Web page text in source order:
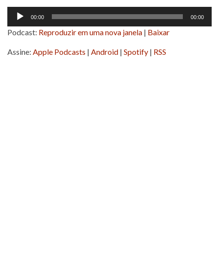
Tocador
áudio
00:00 00:00
Podcast: Reproduzir em uma nova janela | Baixar
Assine: Apple Podcasts | Android | Spotify | RSS